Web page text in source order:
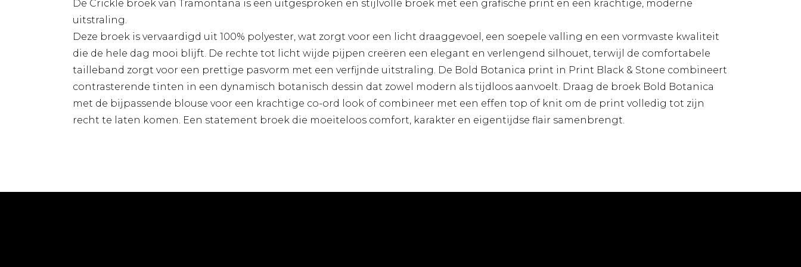
De Crickle broek van Tramontana is een uitgesproken en stijlvolle broek met een grafische print en een krachtige, moderne
uitstraling.
Deze broek is vervaardigd uit 100% polyester, wat zorgt voor een licht draaggevoel, een soepele valling en een vormvaste kwaliteit
die de hele dag mooi blijft. De rechte tot licht wijde pijpen creëren een elegant en verlengend silhouet, terwijl de comfortabele
tailleband zorgt voor een prettige pasvorm met een verfijnde uitstraling. De Bold Botanica print in Print Black & Stone combineert
contrasterende tinten in een dynamisch botanisch dessin dat zowel modern als tijdloos aanvoelt. Draag de broek Bold Botanica
met de bijpassende blouse voor een krachtige co-ord look of combineer met een effen top of knit om de print volledig tot zijn
recht te laten komen. Een statement broek die moeiteloos comfort, karakter en eigentijdse flair samenbrengt.